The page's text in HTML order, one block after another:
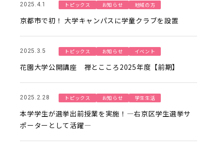
2025.4.1 トピックス お知らせ 地域の方
京都市で初！ 大学キャンパスに学童クラブを設置
2025.3.5 トピックス お知らせ イベント
花園大学公開講座 禅とこころ2025年度【前期】
2025.2.28 トピックス お知らせ 学生生活
本学学生が選挙出前授業を実施！—右京区学生選挙サ
ポーターとして活躍—